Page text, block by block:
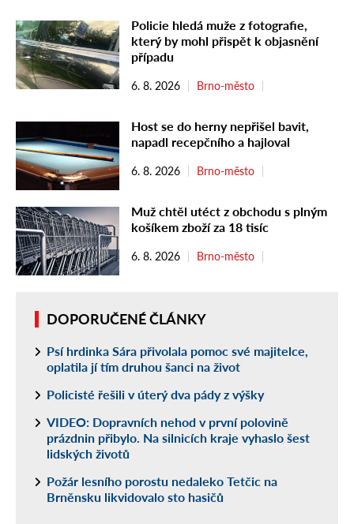
Policie hledá muže z fotografie,
který by mohl přispět k objasnění
případu
6. 8. 2026 Brno-město
Host se do herny nepřišel bavit,
napadl recepčního a hajloval
6. 8. 2026 Brno-město
Muž chtěl utéct z obchodu s plným
košíkem zboží za 18 tisíc
6. 8. 2026 Brno-město
DOPORUČENÉ ČLÁNKY
Psí hrdinka Sára přivolala pomoc své majitelce,
oplatila jí tím druhou šanci na život
Policisté řešili v úterý dva pády z výšky
VIDEO: Dopravních nehod v první polovině
prázdnin přibylo. Na silnicích kraje vyhaslo šest
lidských životů
Požár lesního porostu nedaleko Tetčic na
Brněnsku likvidovalo sto hasičů